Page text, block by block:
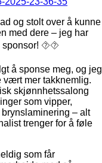
og stolt over å kunne
med dere – jeg har
sponsor! ⯑⯑
å sponse meg, og jeg
vært mer takknemlig.
skjønnhetssalong
som vipper,
– alt
trenger for å føle
som får